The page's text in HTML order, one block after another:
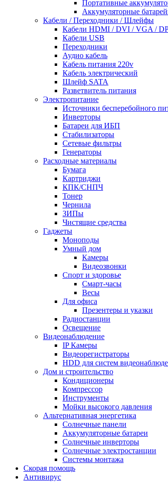
Портативные
Аккумуляторные
Кабели / Переходники / Шлейфы
Кабели HDMI / DVI / VGA /
Кабели USB
Переходники
Аудио кабель
Кабель питания 220v
Кабель электрический
Шлейф SATA
Разветвитель питания
Электропитание
Источники бесперебойного
Инверторы
Батареи для ИБП
Стабилизаторы
Сетевые фильтры
Генераторы
Расходные материалы
Бумага
Картриджи
КПК/СНПЧ
Тонер
Чернила
ЗИПы
Чистящие средства
Гаджеты
Моноподы
Умный дом
Камеры
Видеозвонки
Спорт и здоровье
Смарт-часы
Весы
Для офиса
Презентеры и указки
Радиостанции
Освещение
Видеонаблюдение
IP Камеры
Видеорегистраторы
HDD для систем
Дом и строительство
Кондиционеры
Компрессор
Инструменты
Мойки высокого давления
Альтернативная энергетика
Солнечные панели
Аккумуляторные батареи
Солнечные инверторы
Солнечные электростанции
Системы монтажа
Скорая помощь
Антивирус